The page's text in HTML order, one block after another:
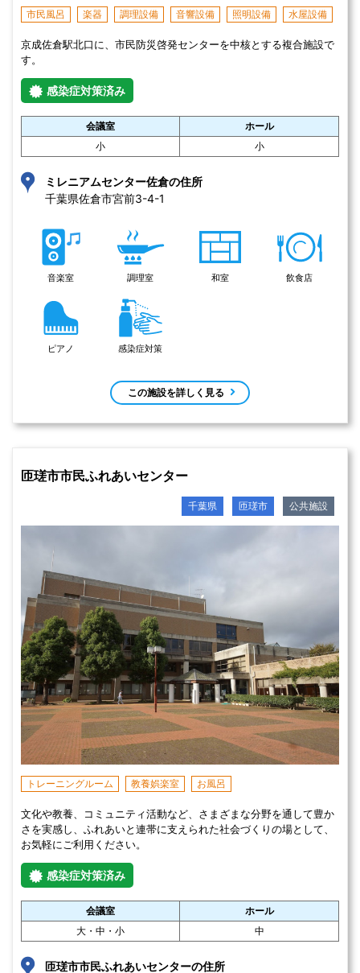
市民風呂 楽器 調理設備 音響設備 照明設備 水屋設備
京成佐倉駅北口に、市民防災啓発センターを中核とする複合施設で
す。
感染症対策済み
会議室
ホール
小
小
ミレニアムセンター佐倉の住所
千葉県佐倉市宮前3-4-1
音楽室 調理室 和室 飲食店
ピアノ 感染症対策
この施設を詳しく見る
匝瑳市市民ふれあいセンター
千葉県 匝瑳市 公共施設
トレーニングルーム 教養娯楽室 お風呂
文化や教養、コミュニティ活動など、さまざまな分野を通して豊か
さを実感し、ふれあいと連帯に支えられた社会づくりの場として、
お気軽にご利用ください。
感染症対策済み
会議室
ホール
大・中・小
中
匝瑳市市民ふれあいセンターの住所